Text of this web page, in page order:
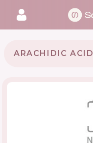
ARACHIDIC ACID